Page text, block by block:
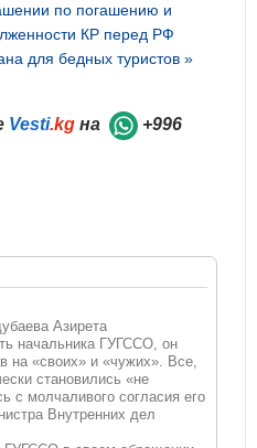
по погашению и
КР перед РФ
для бедных туристов »
Vesti.kg на
+996
Азирета
начальника ГУГССО, он
на «своих» и «чужих». Все,
становились «не
с молчаливого согласия его
Внутренних дел